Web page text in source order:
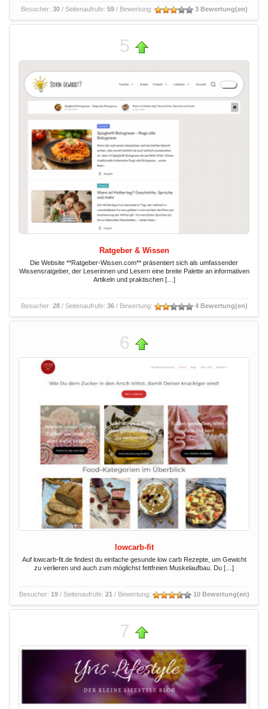
Besucher: 30/ Seitenaufrufe: 59/ Bewertung: 3 Bewertung(en)
5
Ratgeber & Wissen
Die Website **Ratgeber-Wissen.com** präsentiert sich als umfassender
Wissensratgeber, der Leserinnen und Lesern eine breite Palette an informativen
Artikeln und praktischen […]
Besucher: 28/ Seitenaufrufe: 36/ Bewertung: 4 Bewertung(en)
6
lowcarb-fit
Auf lowcarb-fit.de findest du einfache gesunde low carb Rezepte, um Gewicht
zu verlieren und auch zum möglichst fettfreien Muskelaufbau. Du […]
Besucher: 19/ Seitenaufrufe: 21 / Bewertung: 10 Bewertung(en)
7